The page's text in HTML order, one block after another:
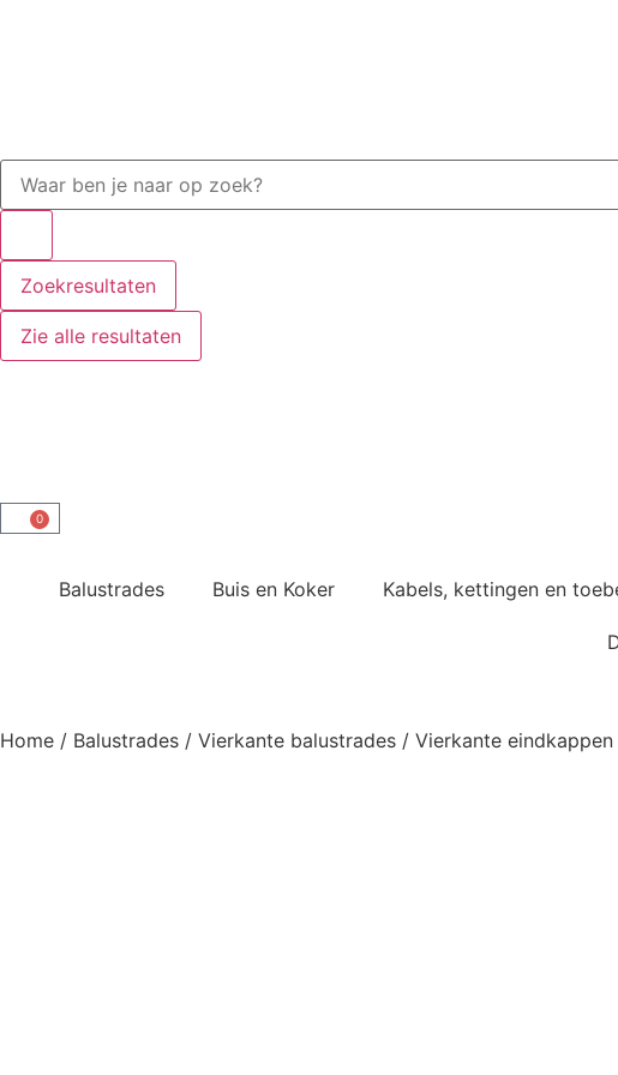
Zoekresultaten
Zie alle resultaten
0
Balustrades Buis en Koker Kabels, kettingen en
Home / Balustrades / Vierkante balustrades / Vierkante eindkappen